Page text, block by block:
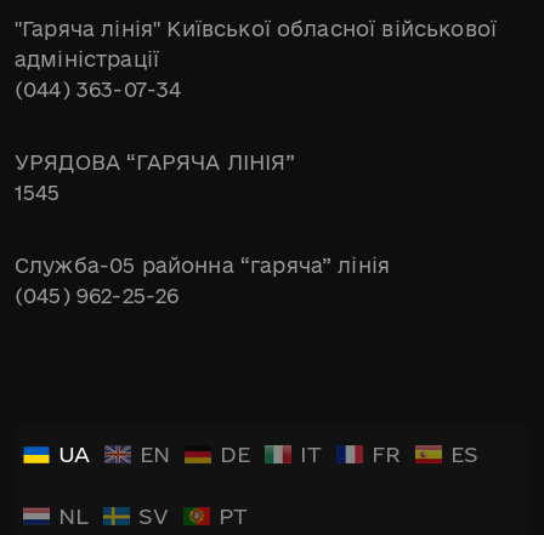
"Гаряча лінія" Київської обласної військової
адміністрації
(044) 363-07-34
УРЯДОВА “ГАРЯЧА ЛІНІЯ”
1545
Служба-05 районна “гаряча” лінія
(045) 962-25-26
UA EN DE IT FR ES
NL SV PT